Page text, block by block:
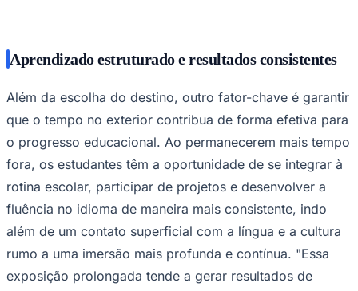
Palmeiras
Para os estudantes, o principal atrativo dos programas
mais longos está frequentemente ligado ao desejo por
uma experiência mais imersiva. "Eu sempre quis ter a
experiência de morar fora por um tempo, não apenas
visitar, mas realmente ter uma rotina, estudar, conhecer
novas pessoas e melhorar meu inglês. Então, na minha
opinião, um intercâmbio mais longo parecia a melhor
opção", relata Kendra Saraiva, do estado do Acre,
atualmente estudando na EF (Education First) Oxford.
De acordo com a EF, destinos de língua inglesa estão